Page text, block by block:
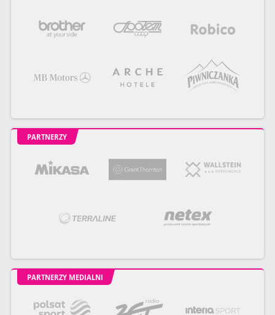
PARTNERZY
PARTNERZY MEDIALNI